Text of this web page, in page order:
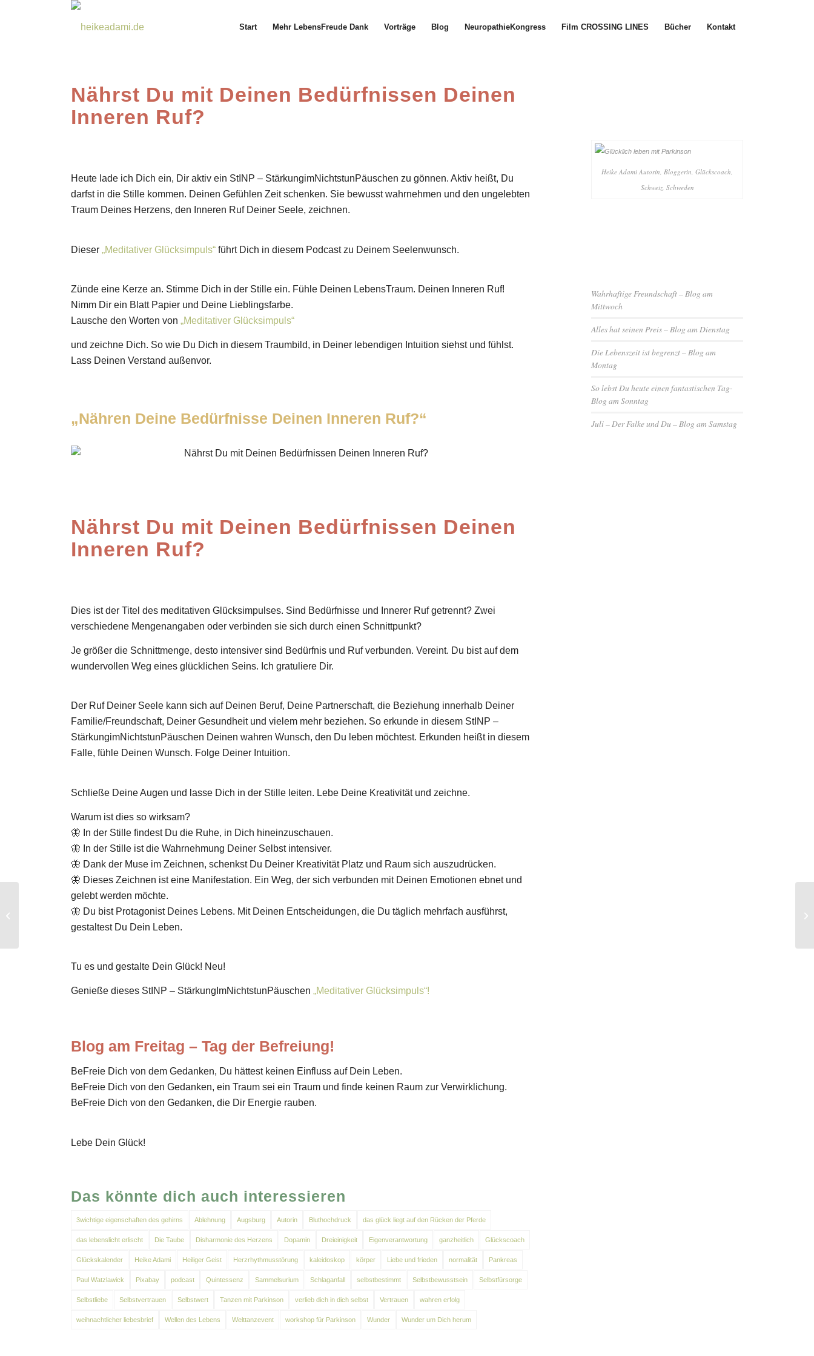
Start Mehr LebensFreude Dank Vorträge Blog NeuropathieKongress Film CROSSING LINES Bücher Kontakt
Nährst Du mit Deinen Bedürfnissen Deinen
Inneren Ruf?
Heute lade ich Dich ein, Dir aktiv ein StINP – StärkungimNichtstunPäuschen zu gönnen. Aktiv heißt, Du
darfst in die Stille kommen. Deinen Gefühlen Zeit schenken. Sie bewusst wahrnehmen und den ungelebten
Traum Deines Herzens, den Inneren Ruf Deiner Seele, zeichnen.
Dieser „Meditativer Glücksimpuls“ führt Dich in diesem Podcast zu Deinem Seelenwunsch.
Zünde eine Kerze an. Stimme Dich in der Stille ein. Fühle Deinen LebensTraum. Deinen Inneren Ruf!
Nimm Dir ein Blatt Papier und Deine Lieblingsfarbe.
Lausche den Worten von „Meditativer Glücksimpuls“
und zeichne Dich. So wie Du Dich in diesem Traumbild, in Deiner lebendigen Intuition siehst und fühlst.
Lass Deinen Verstand außenvor.
„Nähren Deine Bedürfnisse Deinen Inneren Ruf?“
Nährst Du mit Deinen Bedürfnissen Deinen
Inneren Ruf?
Dies ist der Titel des meditativen Glücksimpulses. Sind Bedürfnisse und Innerer Ruf getrennt? Zwei
verschiedene Mengenangaben oder verbinden sie sich durch einen Schnittpunkt?
Je größer die Schnittmenge, desto intensiver sind Bedürfnis und Ruf verbunden. Vereint. Du bist auf dem
wundervollen Weg eines glücklichen Seins. Ich gratuliere Dir.
Der Ruf Deiner Seele kann sich auf Deinen Beruf, Deine Partnerschaft, die Beziehung innerhalb Deiner
Familie/Freundschaft, Deiner Gesundheit und vielem mehr beziehen. So erkunde in diesem StINP –
StärkungimNichtstunPäuschen Deinen wahren Wunsch, den Du leben möchtest. Erkunden heißt in diesem
Falle, fühle Deinen Wunsch. Folge Deiner Intuition.
Schließe Deine Augen und lasse Dich in der Stille leiten. Lebe Deine Kreativität und zeichne.
Warum ist dies so wirksam?
🦋 In der Stille findest Du die Ruhe, in Dich hineinzuschauen.
🦋 In der Stille ist die Wahrnehmung Deiner Selbst intensiver.
🦋 Dank der Muse im Zeichnen, schenkst Du Deiner Kreativität Platz und Raum sich auszudrücken.
🦋 Dieses Zeichnen ist eine Manifestation. Ein Weg, der sich verbunden mit Deinen Emotionen ebnet und
gelebt werden möchte.
🦋 Du bist Protagonist Deines Lebens. Mit Deinen Entscheidungen, die Du täglich mehrfach ausführst,
gestaltest Du Dein Leben.
Tu es und gestalte Dein Glück! Neu!
Genieße dieses StINP – StärkungImNichtstunPäuschen„Meditativer Glücksimpuls“!
Blog am Freitag – Tag der Befreiung!
BeFreie Dich von dem Gedanken, Du hättest keinen Einfluss auf Dein Leben.
BeFreie Dich von den Gedanken, ein Traum sei ein Traum und finde keinen Raum zur Verwirklichung.
BeFreie Dich von den Gedanken, die Dir Energie rauben.
Lebe Dein Glück!
Das könnte dich auch interessieren
3wichtige eigenschaften des gehirns Ablehnung Augsburg Autorin Bluthochdruck das glück liegt auf den Rücken der Pferde
das lebenslicht erlischt Die Taube Disharmonie des Herzens Dopamin Dreieinigkeit Eigenverantwortung ganzheitlich Glückscoach
Glückskalender Heike Adami Heiliger Geist Herzrhythmusstörung kaleidoskop körper Liebe und frieden normalität Pankreas
Paul Watzlawick Pixabay podcast Quintessenz Sammelsurium Schlaganfall selbstbestimmt Selbstbewusstsein Selbstfürsorge
Selbstliebe Selbstvertrauen Selbstwert Tanzen mit Parkinson verlieb dich in dich selbst Vertrauen wahren erfolg
weihnachtlicher liebesbrief Wellen des Lebens Welttanzevent workshop für Parkinson Wunder Wunder um Dich herum
Heike Adami Autorin, Bloggerin, Glückscoach,
Schweiz, Schweden
Wahrhaftige Freundschaft – Blog am
Mittwoch
Alles hat seinen Preis – Blog am Dienstag
Die Lebenszeit ist begrenzt – Blog am
Montag
So lebst Du heute einen fantastischen Tag-
Blog am Sonntag
Juli – Der Falke und Du – Blog am Samstag
Kennst Du die neue
Währung? – Blog am